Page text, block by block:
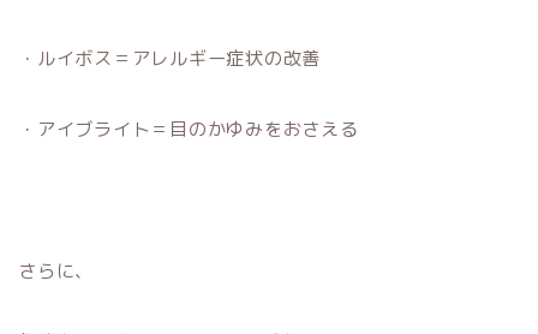
・ルイボス＝アレルギー症状の改善
・アイブライト＝目のかゆみをおさえる
さらに、